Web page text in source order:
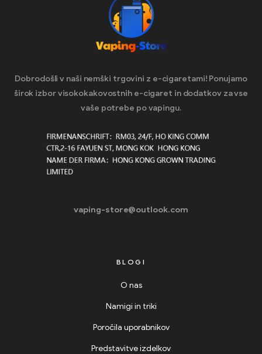
Dobrodošli v naši nemški trgovini z e-cigaretami! Ponujamo
širok izbor visokokakovostnih e-cigaret in dodatkov za vse
vaše potrebe po vapingu.
vaping-store@outlook.com
BLOGI
O nas
Namigi in triki
Poročila uporabnikov
Predstavitve izdelkov